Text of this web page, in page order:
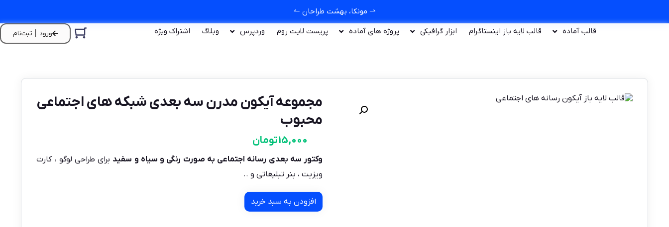
⇀ مونکا، بهشت طراحان ↼
قالب آماده
قالب لایه باز اینستاگرام ابزار گرافیکی پروژه های آماده پریست لایت روم وردپرس وبلاگ اشتراک ویژه ورود │ ثبت‌نام
مجموعه آیکون مدرن سه بعدی شبکه های اجتماعی
محبوب
15,000تومان
وکتور سه بعدی رسانه اجتماعی به صورت رنگی و سیاه و سفید برای طراحی لوگو ، کارت
ویزیت ، بنر تبلیغاتی و ..
افزودن به سبد خرید